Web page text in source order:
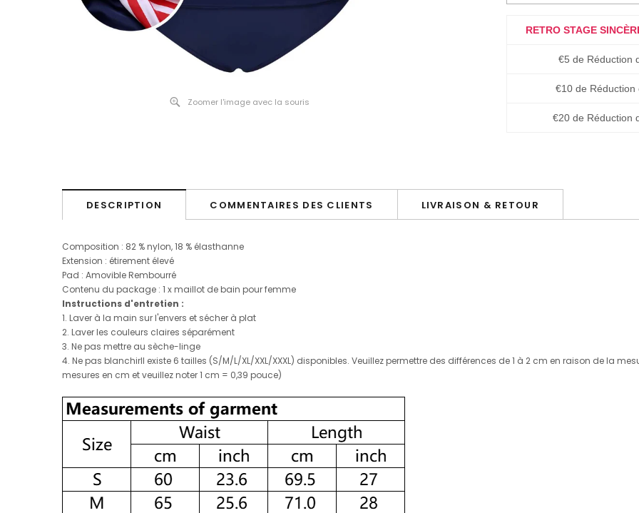
Zoomer l'image avec la souris
RETRO STAGE
€5 de Réduction
€10 de Réduction
€20 de Réduction
DESCRIPTION COMMENTAIRES DES CLIENTS LIVRAISON & RETOUR
Composition : 82 % nylon, 18 % élasthanne
Extension : étirement élevé
Pad : Amovible Rembourré
Contenu du package : 1 x maillot de bain pour femme
Instructions d'entretien :
1. Laver à la main sur l'envers et sécher à plat
2. Laver les couleurs claires séparément
3. Ne pas mettre au sèche-linge
4. Ne pas blanchirIl existe 6 tailles (S/M/L/XL/XXL/XXXL) disponibles. Veuillez permettre des différences de 1 à 2 cm en raison de la
mesures en cm et veuillez noter 1 cm = 0,39 pouce)